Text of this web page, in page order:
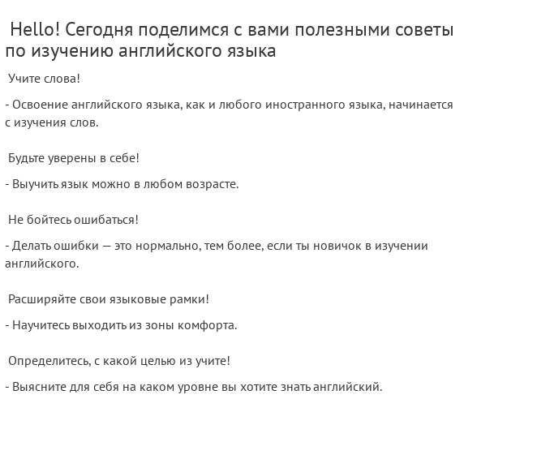
Hello! Сегодня поделимся с вами полезными советы
по изучению английского языка
Учите слова!
- Освоение английского языка, как и любого иностранного языка, начинается
с изучения слов.
Будьте уверены в себе!
- Выучить язык можно в любом возрасте.
Не бойтесь ошибаться!
- Делать ошибки — это нормально, тем более, если ты новичок в изучении
английского.
Расширяйте свои языковые рамки!
- Научитесь выходить из зоны комфорта.
Определитесь, с какой целью из учите!
- Выясните для себя на каком уровне вы хотите знать английский.